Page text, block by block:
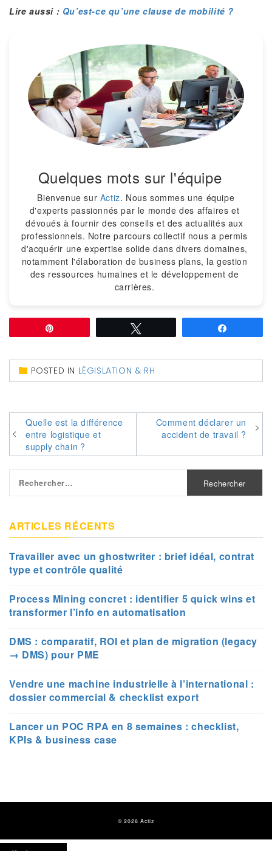
Lire aussi : Qu’est-ce qu’une clause de mobilité ?
Quelques mots sur l'équipe
Bienvenue sur Actiz. Nous sommes une équipe
d'experts passionnés par le monde des affaires et
dévoués à fournir des conseils et des actualités aux
professionnels. Notre parcours collectif nous a permis
d'acquérir une expertise solide dans divers domaines,
notamment l'élaboration de business plans, la gestion
des ressources humaines et le développement de
carrières.
POSTED IN LÉGISLATION & RH
Navigation
de
l’article
Quelle est la différence
entre logistique et
supply chain ?
Comment déclarer un
accident de travail ?
ARTICLES RÉCENTS
Travailler avec un ghostwriter : brief idéal, contrat
type et contrôle qualité
Process Mining concret : identifier 5 quick wins et
transformer l’info en automatisation
DMS : comparatif, ROI et plan de migration (legacy
→ DMS) pour PME
Vendre une machine industrielle à l’international :
dossier commercial & checklist export
Lancer un POC RPA en 8 semaines : checklist,
KPIs & business case
© 2026 Actiz